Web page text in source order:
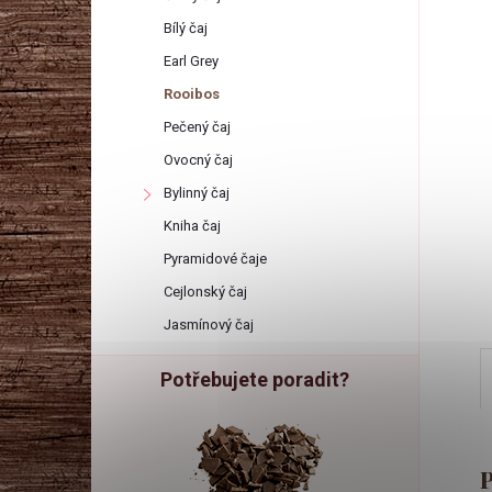
r
a
n
n
í
p
a
n
e
Bílý čaj
Earl Grey
Rooibos
Pečený čaj
Ovocný čaj
Bylinný čaj
Kniha čaj
Pyramidové čaje
Cejlonský čaj
Jasmínový čaj
Potřebujete poradit?